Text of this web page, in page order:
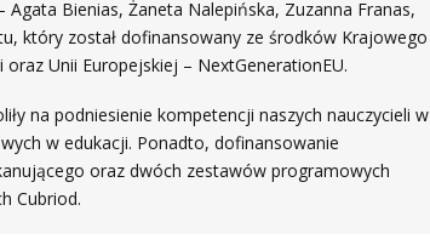
Bienias, Żaneta Nalepińska, Zuzanna Franas,
który został dofinansowany ze środków Krajowego
Unii Europejskiej – NextGenerationEU.
na podniesienie kompetencji naszych nauczycieli w
w edukacji. Ponadto, dofinansowanie
oraz dwóch zestawów programowych
Cubriod.